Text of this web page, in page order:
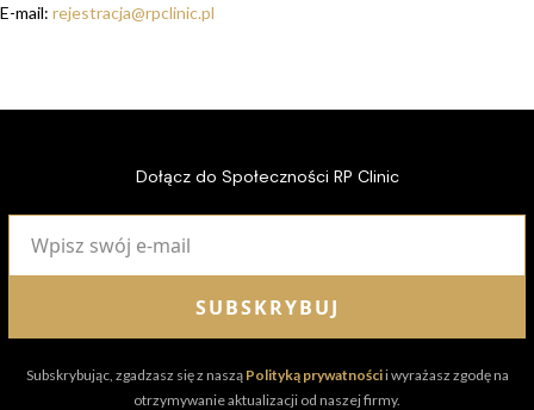
E-mail: rejestracja@rpclinic.pl
Dołącz do Społeczności RP Clinic
SUBSKRYBUJ
Subskrybując, zgadzasz się z naszą Polityką prywatnościi wyrażasz zgodę na
otrzymywanie aktualizacji od naszej firmy.